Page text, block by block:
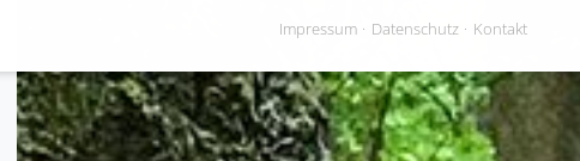
Impressum Datenschutz Kontakt